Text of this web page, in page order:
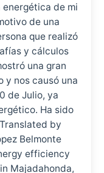
de mi
de una
que realizó
y cálculos
una gran
y nos causó una
de Julio, ya
Ha sido
by
Belmonte
efficiency
Majadahonda,